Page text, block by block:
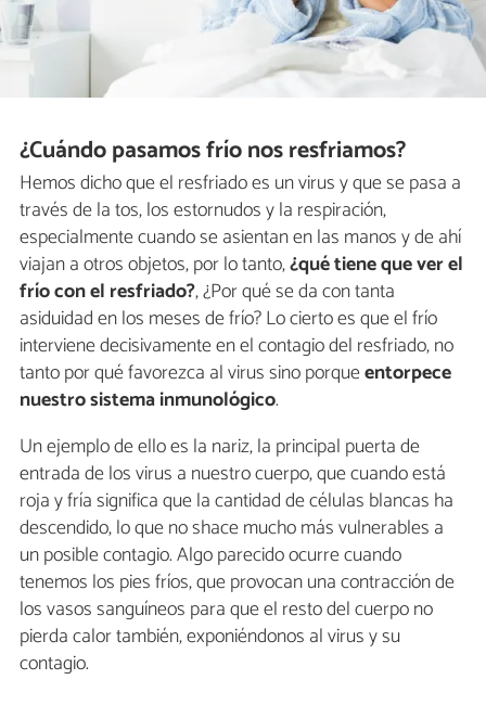
¿Cuándo pasamos frío nos resfriamos?
Hemos dicho que el resfriado es un virus y que se pasa a
través de la tos, los estornudos y la respiración,
especialmente cuando se asientan en las manos y de ahí
viajan a otros objetos, por lo tanto,¿qué tiene que ver el
frío con el resfriado?, ¿Por qué se da con tanta
asiduidad en los meses de frío? Lo cierto es que el frío
interviene decisivamente en el contagio del resfriado, no
tanto por qué favorezca al virus sino porqueentorpece
nuestro sistema inmunológico.
Un ejemplo de ello es la nariz, la principal puerta de
entrada de los virus a nuestro cuerpo, que cuando está
roja y fría significa que la cantidad de células blancas ha
descendido, lo que no shace mucho más vulnerables a
un posible contagio. Algo parecido ocurre cuando
tenemos los pies fríos, que provocan una contracción de
los vasos sanguíneos para que el resto del cuerpo no
pierda calor también, exponiéndonos al virus y su
contagio.